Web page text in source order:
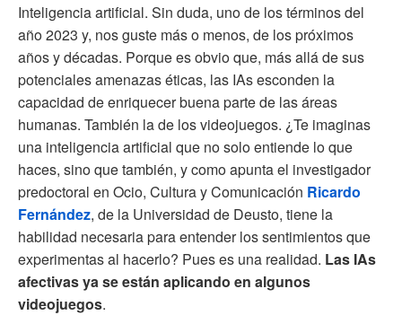
Inteligencia artificial. Sin duda, uno de los términos del
año 2023 y, nos guste más o menos, de los próximos
años y décadas. Porque es obvio que, más allá de sus
potenciales amenazas éticas, las IAs esconden la
capacidad de enriquecer buena parte de las áreas
humanas. También la de los videojuegos. ¿Te imaginas
una inteligencia artificial que no solo entiende lo que
haces, sino que también, y como apunta el investigador
predoctoral en Ocio, Cultura y Comunicación Ricardo
Fernández, de la Universidad de Deusto, tiene la
habilidad necesaria para entender los sentimientos que
experimentas al hacerlo? Pues es una realidad. Las IAs
afectivas ya se están aplicando en algunos
videojuegos.